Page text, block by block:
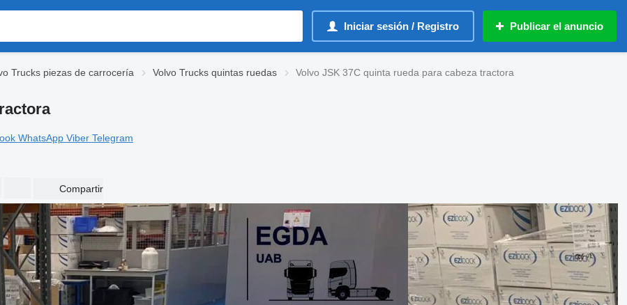
Iniciar sesión / Registro Publicar el anuncio
Trucks piezas de carrocería Volvo Trucks quintas ruedas Volvo JSK 37C quinta rueda para cabeza tractora
WhatsApp Viber Telegram
Compartir